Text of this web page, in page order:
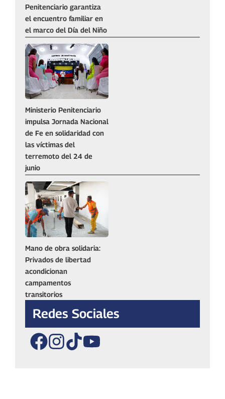
Penitenciario garantiza
el encuentro familiar en
el marco del Día del Niño
Ministerio Penitenciario
impulsa Jornada Nacional
de Fe en solidaridad con
las víctimas del
terremoto del 24 de
junio
Mano de obra solidaria:
Privados de libertad
acondicionan
campamentos
transitorios
Redes Sociales